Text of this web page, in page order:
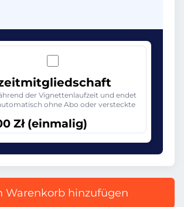
der Vignettenlaufzeit und endet
ohne Abo oder versteckte
Zł (einmalig)
Warenkorb hinzufügen